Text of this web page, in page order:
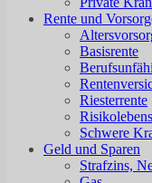
Rente und
Basisrente
Riesterrente
Schwere
Geld und Sparen
Strafzins,